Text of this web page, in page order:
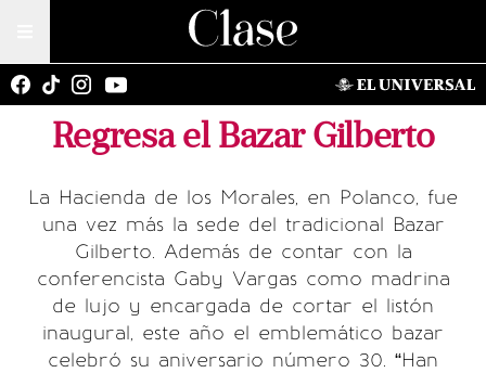
Regresa el Bazar Gilberto
La Hacienda de los Morales, en Polanco, fue
una vez más la sede del tradicional Bazar
Gilberto. Además de contar con la
conferencista Gaby Vargas como madrina
de lujo y encargada de cortar el listón
inaugural, este año el emblemático bazar
celebró su aniversario número 30. “Han